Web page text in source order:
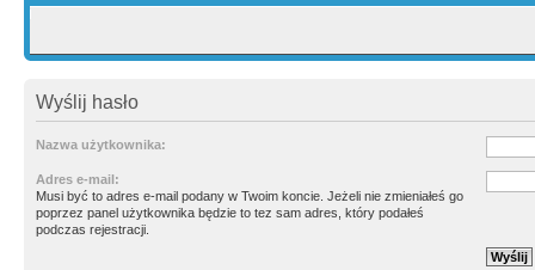
Wyślij hasło
Nazwa użytkownika:
Adres e-mail:
Musi być to adres e-mail podany w Twoim koncie. Jeżeli nie zmieniałeś go
poprzez panel użytkownika będzie to tez sam adres, który podałeś
podczas rejestracji.